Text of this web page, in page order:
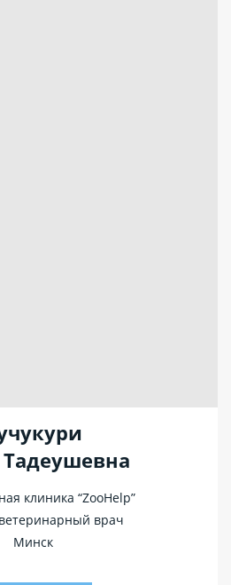
клиника “ZooHelp”
врач
Минск